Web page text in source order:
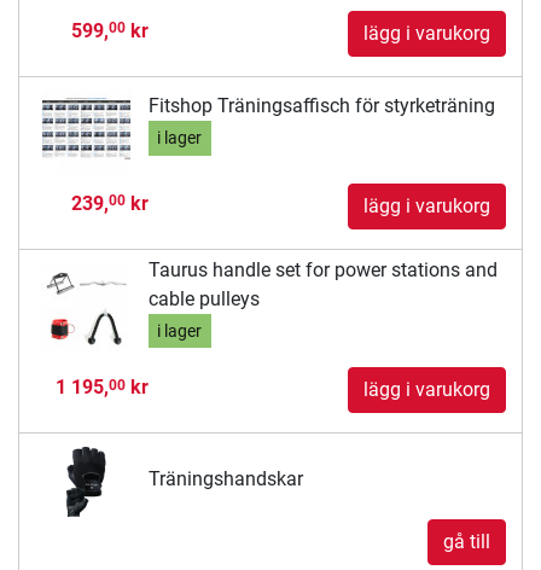
599,00kr lägg i varukorg
Fitshop Träningsaffisch för styrketräning
i lager
239,00kr lägg i varukorg
Taurus handle set for power stations and
cable pulleys
i lager
1 195,00kr lägg i varukorg
Träningshandskar
gå till